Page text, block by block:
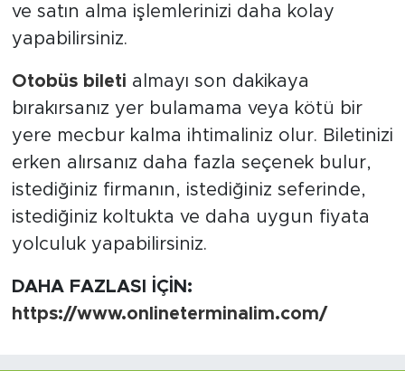
ve satın alma işlemlerinizi daha kolay
yapabilirsiniz.
Otobüs bileti almayı son dakikaya
bırakırsanız yer bulamama veya kötü bir
yere mecbur kalma ihtimaliniz olur. Biletinizi
erken alırsanız daha fazla seçenek bulur,
istediğiniz firmanın, istediğiniz seferinde,
istediğiniz koltukta ve daha uygun fiyata
yolculuk yapabilirsiniz.
DAHA FAZLASI İÇİN:
https://www.onlineterminalim.com/